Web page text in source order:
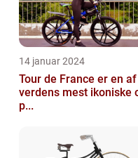
14 januar 2024
Tour de France er en af
verdens mest ikoniske
p...